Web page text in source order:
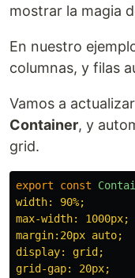
mostrar la magia
En nuestro
columnas, y filas
Vamos a
Container, y
grid.
export const
width: 90%;
max-width: 1000px;
margin:20px auto;
display: grid;
grid-gap: 20px;